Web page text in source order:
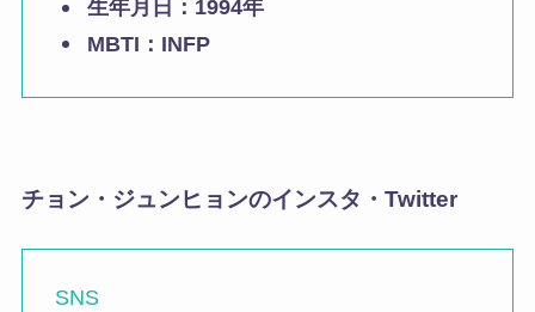
生年月日：1994年
MBTI：INFP
チョン・ジュンヒョンのインスタ・Twitter
SNS